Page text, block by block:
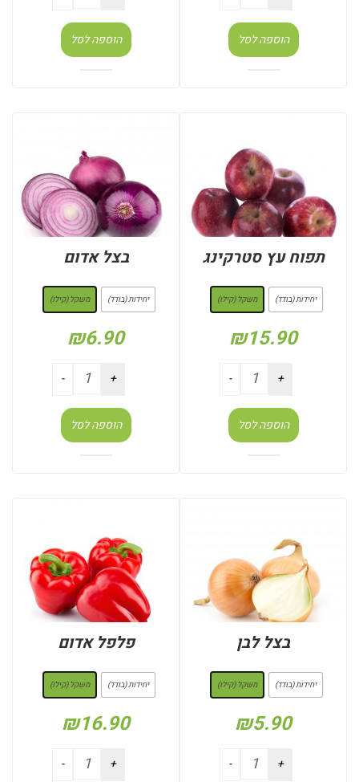
הוספה לסל הוספה לסל
תפוח עץ סטרקינג
יחידות (בודד) משקל (קילו)
₪15.90
הוספה לסל
בצל אדום
יחידות (בודד) משקל (קילו)
₪6.90
הוספה לסל
בצל לבן
יחידות (בודד) משקל (קילו)
₪5.90
פלפל אדום
יחידות (בודד) משקל (קילו)
₪16.90